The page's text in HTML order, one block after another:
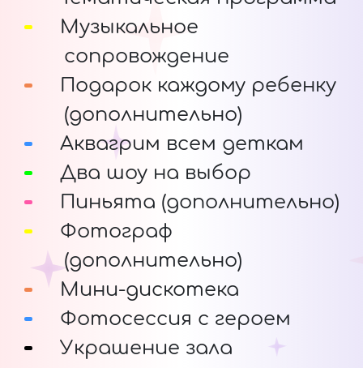
Музыкальное
сопровождение
Подарок каждому ребенку
(дополнительно)
Аквагрим всем деткам
Два шоу на выбор
Пиньята (дополнительно)
Фотограф
(дополнительно)
Мини-дискотека
Фотосессия с героем
Украшение зала